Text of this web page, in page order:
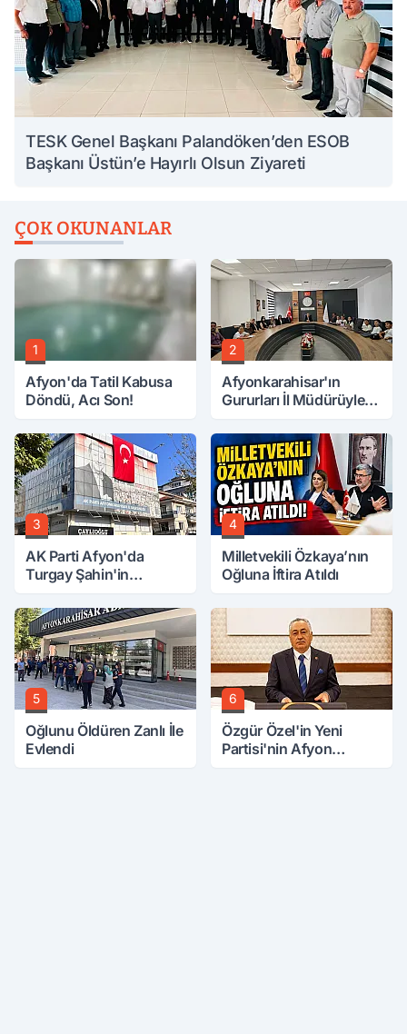
TESK Genel Başkanı Palandöken’den ESOB
Başkanı Üstün’e Hayırlı Olsun Ziyareti
ÇOK OKUNANLAR
1
Afyon'da Tatil Kabusa
Döndü, Acı Son!
2
Afyonkarahisar'ın
Gururları İl Müdürüyle
3
AK Parti Afyon'da
Turgay Şahin'in
4
Milletvekili Özkaya’nın
Oğluna İftira Atıldı
5
Oğlunu Öldüren Zanlı İle
Evlendi
6
Özgür Özel'in Yeni
Partisi'nin Afyon